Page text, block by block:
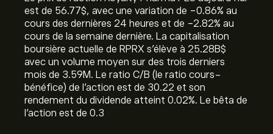
est de 56.77‎$‎, avec une variation de ‎-0.86‎% au
cours des dernières 24 heures et de ‎-2.82‎% au
cours de la semaine dernière. La capitalisation
boursière actuelle de RPRX s'élève à 25.28B‎$‎
avec un volume moyen sur des trois derniers
mois de 3.59M. Le ratio C/B (le ratio cours-
bénéfice) de l'action est de 30.22 et son
rendement du dividende atteint 0.02%. Le bêta de
l'action est de 0.3